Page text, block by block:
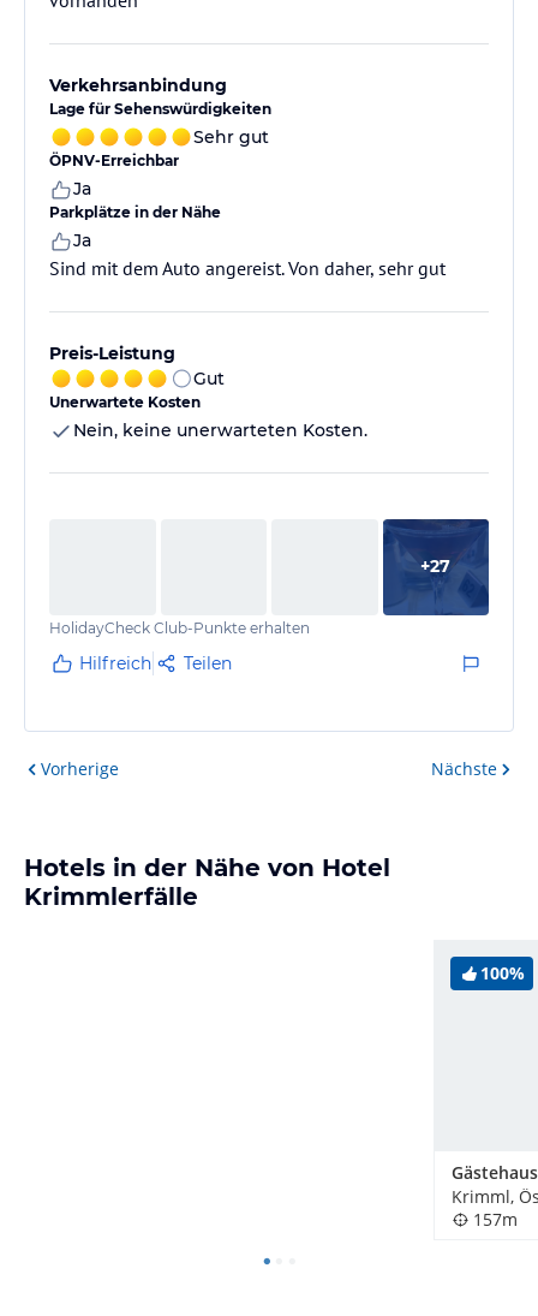
Verkehrsanbindung
Lage für Sehenswürdigkeiten
Sehr gut
ÖPNV-Erreichbar
Ja
Parkplätze in der Nähe
Ja
Sind mit dem Auto angereist. Von daher, sehr gut
Preis-Leistung
Gut
Unerwartete Kosten
Nein, keine unerwarteten Kosten.
+27
HolidayCheck Club-Punkte erhalten
Hilfreich Teilen
Vorherige Nächste
Hotels in der Nähe von Hotel
Krimmlerfälle
100%
Krimml,
157m